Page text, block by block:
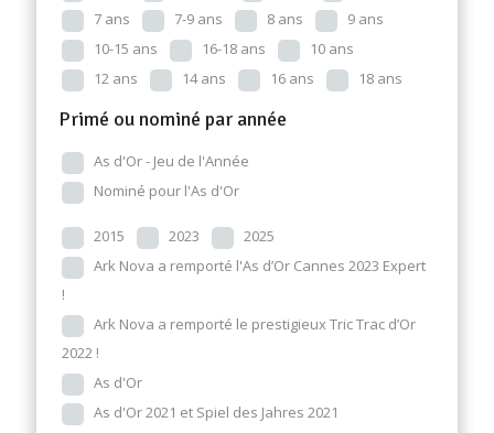
7 ans
7-9 ans 8 ans
9 ans
10-15 ans
16-18 ans
10 ans
12 ans
14 ans 16 ans 18 ans
Primé ou nominé par année
As d'Or - Jeu de l'Année
Nominé pour l'As d'Or
2015 2023
2025
Ark Nova a remporté l'As d’Or Cannes 2023 Expert
!
Ark Nova a remporté le prestigieux Tric Trac d’Or
2022 !
As d'Or
As d'Or 2021 et Spiel des Jahres 2021